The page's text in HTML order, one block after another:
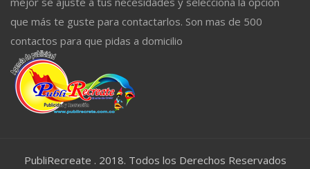
que más te guste para contactarlos. Son mas de 500
contactos para que pidas a domicilio
PubliRecreate . 2018. Todos los Derechos Reservados